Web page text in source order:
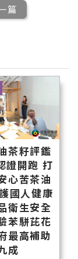
篇
茶籽評鑑
證開跑 打
心苦茶油
國人健康
衛生安全
苯駢芘花
最高補助
成